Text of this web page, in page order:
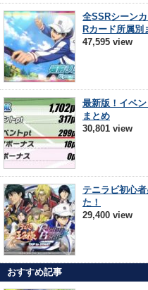
全SSRシーン
Rカード所属
47,595 view
最新版！イベ
まとめ
30,801 view
テニラビ初心
た！
29,400 view
おすすめ記事